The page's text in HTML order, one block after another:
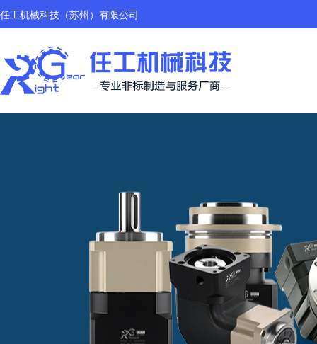
任工机械科技（苏州）有限公司